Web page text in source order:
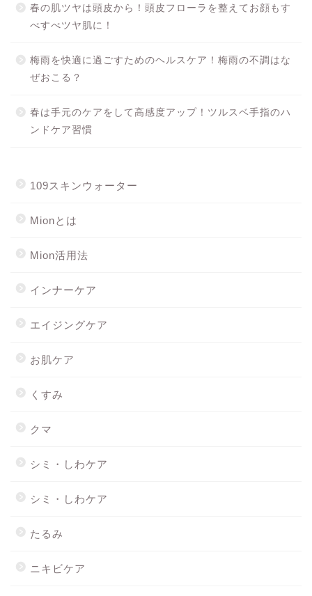
春の肌ツヤは頭皮から！頭皮フローラを整えてお顔もす
べすべツヤ肌に！
梅雨を快適に過ごすためのヘルスケア！梅雨の不調はな
ぜおこる？
春は手元のケアをして高感度アップ！ツルスベ手指のハ
ンドケア習慣
109スキンウォーター
Mionとは
Mion活用法
インナーケア
エイジングケア
お肌ケア
くすみ
クマ
シミ・しわケア
シミ・しわケア
たるみ
ニキビケア